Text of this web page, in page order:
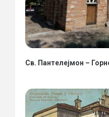
Св. Пантелејмон –